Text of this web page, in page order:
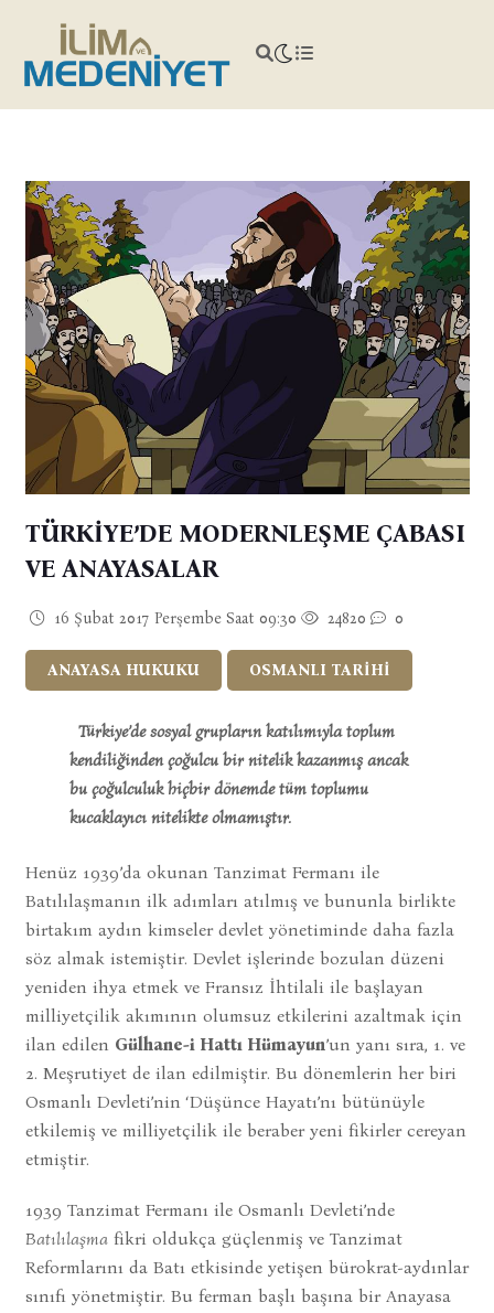
TÜRKİYE’DE MODERNLEŞME ÇABASI
VE ANAYASALAR
16 Şubat 2017 Perşembe Saat 09:30 24820 0
ANAYASA HUKUKU OSMANLI TARİHİ
Türkiye’de sosyal grupların katılımıyla toplum
kendiliğinden çoğulcu bir nitelik kazanmış ancak
bu çoğulculuk hiçbir dönemde tüm toplumu
kucaklayıcı nitelikte olmamıştır.
Henüz 1939’da okunan Tanzimat Fermanı ile
Batılılaşmanın ilk adımları atılmış ve bununla birlikte
birtakım aydın kimseler devlet yönetiminde daha fazla
söz almak istemiştir. Devlet işlerinde bozulan düzeni
yeniden ihya etmek ve Fransız İhtilali ile başlayan
milliyetçilik akımının olumsuz etkilerini azaltmak için
ilan edilen Gülhane-i Hattı Hümayun’un yanı sıra, 1. ve
2. Meşrutiyet de ilan edilmiştir. Bu dönemlerin her biri
Osmanlı Devleti’nin ‘Düşünce Hayatı’nı bütünüyle
etkilemiş ve milliyetçilik ile beraber yeni fikirler cereyan
etmiştir.
1939 Tanzimat Fermanı ile Osmanlı Devleti’nde
Batılılaşmafikri oldukça güçlenmiş ve Tanzimat
Reformlarını da Batı etkisinde yetişen bürokrat-aydınlar
sınıfı yönetmiştir. Bu ferman başlı başına bir Anayasa